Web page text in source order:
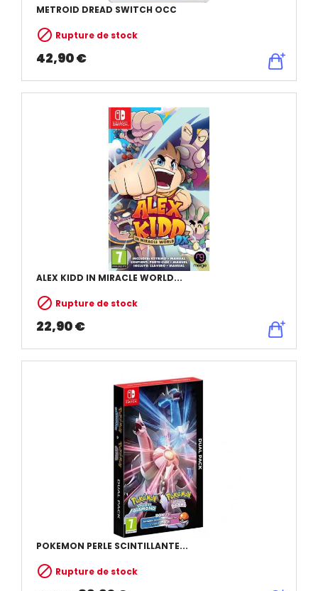
METROID DREAD SWITCH OCC
 Rupture de stock
42,90 €
ALEX KIDD IN MIRACLE WORLD...
 Rupture de stock
22,90 €
POKEMON PERLE SCINTILLANTE...
 Rupture de stock